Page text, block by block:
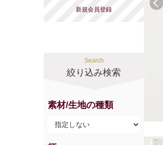
新規会員登録
Search
絞り込み検索
素材/生地の種類
前